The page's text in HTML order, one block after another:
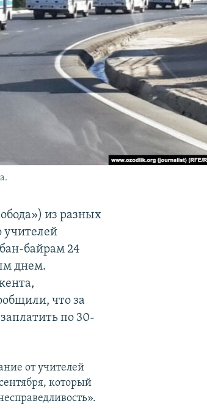
из разных
учителей
байрам 24
днем.
что за
по 30-
от учителей
который